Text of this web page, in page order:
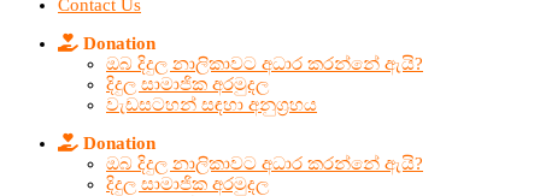
Contact Us
Donation
ඔබ දිදුල නාලිකාවට අධාර කරන්නේ ඇයි?
දිදුල සාමාජික අරමුදල
වැඩසටහන් සඳහා අනුග්‍රහය
Donation
ඔබ දිදුල නාලිකාවට අධාර කරන්නේ ඇයි?
දිදුල සාමාජික අරමුදල